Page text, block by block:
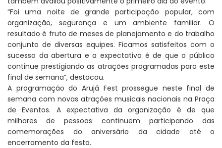
“Foi uma noite de grande participação popular, com
organização, segurança e um ambiente familiar. O
resultado é fruto de meses de planejamento e do trabalho
conjunto de diversas equipes. Ficamos satisfeitos com o
sucesso da abertura e a expectativa é de que o público
continue prestigiando as atrações programadas para este
final de semana”, destacou.
A programação do Arujá Fest prossegue neste final de
semana com novas atrações musicais nacionais na Praça
de Eventos. A expectativa da organização é de que
milhares de pessoas continuem participando das
comemorações do aniversário da cidade até o
encerramento da festa.